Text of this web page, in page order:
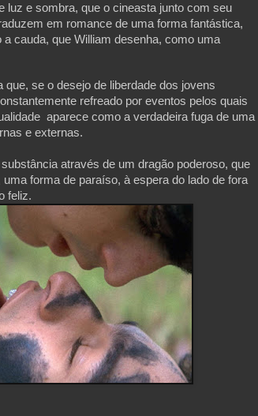
luz e sombra, que o cineasta junto com seu
em romance de uma forma fantástica,
cauda, que William desenha, como uma
que, se o desejo de liberdade dos jovens
refreado por eventos pelos quais
aparece como a verdadeira fuga de uma
e externas.
através de um dragão poderoso, que
forma de paraíso, à espera do lado de fora
feliz.